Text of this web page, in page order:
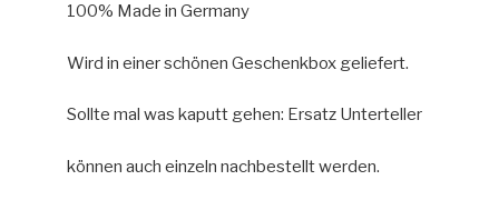
100% Made in Germany
Wird in einer schönen Geschenkbox geliefert.
Sollte mal was kaputt gehen: Ersatz Unterteller
können auch einzeln nachbestellt werden.